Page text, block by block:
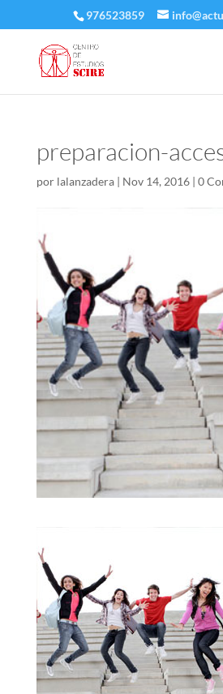
976523859
preparacion-
por lalanzadera| Nov 14, 2016| 0